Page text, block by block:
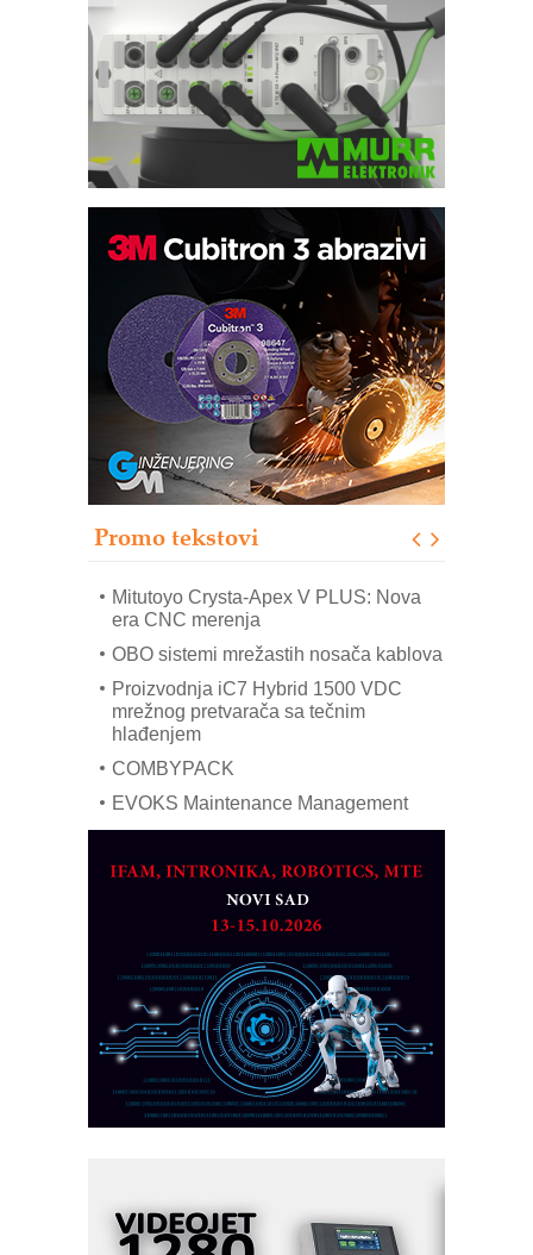
Promo tekstovi
Automatizacija pakovanja · Display
(Shelf-Ready) omotnice
Potpuna efikasnost bez složenih
sistema
Trajna oznaka kao dugoročna korist
Bezbednost na prvom mestu!
IB BLUMENAUER - više od 40 godina
poverenja u industriji
Art Utopia Studio – vizuelne priče
Mitutoyo Crysta-Apex V PLUS: Nova
era CNC merenja
OBO sistemi mrežastih nosača kablova
Proizvodnja iC7 Hybrid 1500 VDC
mrežnog pretvarača sa tečnim
hlađenjem
COMBYPACK
EVOKS Maintenance Management
na viši nivo
Detekcija različitih oblika
MAREX - Lim i mašine za savremena
rešenja
Marcom-plast d.o.o.- vaš pouzdan
partner
CTO - Prilagodite svoju toplinsku
obradu!
Razvoj asortimanskog pravca MINI-
PLC AKYTEC
MOTOMAN – NEXT-Robotika vođena
veštačkom inteligencijom